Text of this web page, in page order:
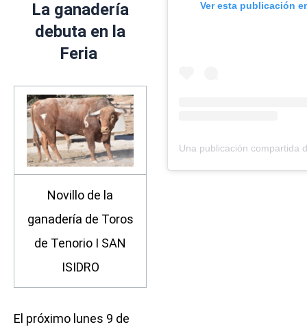
La ganadería
debuta en la
Feria
Novillo de la
ganadería de Toros
de Tenorio I SAN
ISIDRO
El próximo lunes 9 de
Ver esta publicación